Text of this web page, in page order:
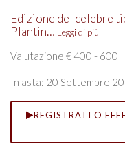
Edizione del celebre
Plantin… Leggi di più
Valutazione € 400 - 600
In asta: 20 Settembre
REGISTRATI O